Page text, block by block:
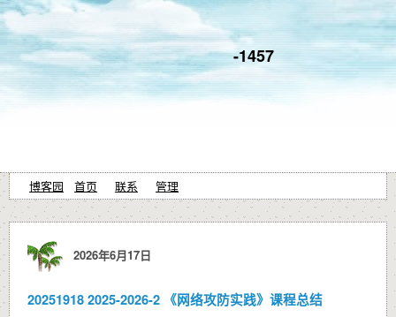
-1457
博客园 首页 联系 管理
2026年6月17日
20251918 2025-2026-2 《网络攻防实践》课程总结